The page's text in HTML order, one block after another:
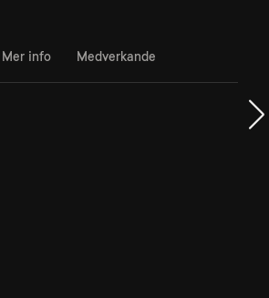
Mer info Medverkande